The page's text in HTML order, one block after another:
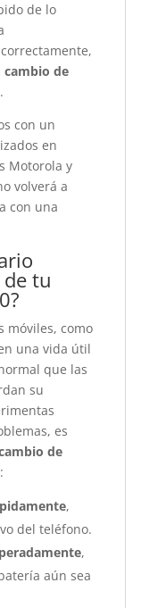
de lo
cambio de
.
con un
en
Motorola y
volverá a
con una
tu
móviles, como
una vida útil
que las
su
es
de
:
,
del teléfono.
,
aún sea